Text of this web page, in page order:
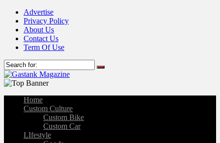
Advertise
Privacy Policy
About Us
Contact Us
Term Of Use
Home
Custom Culture
Custom Bike
Custom Car
LIfestyle